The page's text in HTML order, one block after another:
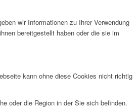
wir Informationen zu Ihrer Verwendung
bereitgestellt haben oder die sie im
kann ohne diese Cookies nicht richtig
oder die Region in der Sie sich befinden.